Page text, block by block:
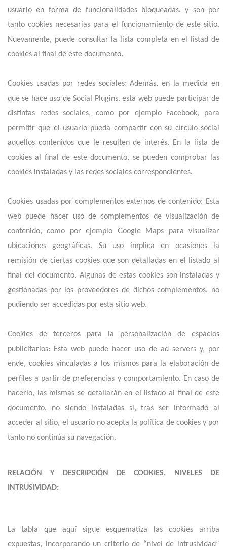
usuario en forma de funcionalidades bloqueadas, y son por
tanto cookies necesarias para el funcionamiento de este sitio.
Nuevamente, puede consultar la lista completa en el listad de
cookies al final de este documento.
Cookies usadas por redes sociales: Además, en la medida en
que se hace uso de Social Plugins, esta web puede participar de
distintas redes sociales, como por ejemplo Facebook, para
permitir que el usuario pueda compartir con su círculo social
aquellos contenidos que le resulten de interés. En la lista de
cookies al final de este documento, se pueden comprobar las
cookies instaladas y las redes sociales correspondientes.
Cookies usadas por complementos externos de contenido: Esta
web puede hacer uso de complementos de visualización de
contenido, como por ejemplo Google Maps para visualizar
ubicaciones geográficas. Su uso implica en ocasiones la
remisión de ciertas cookies que son detalladas en el listado al
final del documento. Algunas de estas cookies son instaladas y
gestionadas por los proveedores de dichos complementos, no
pudiendo ser accedidas por esta sitio web.
Cookies de terceros para la personalización de espacios
publicitarios: Esta web puede hacer uso de ad servers y, por
ende, cookies vinculadas a los mismos para la elaboración de
perfiles a partir de preferencias y comportamiento. En caso de
hacerlo, las mismas se detallarán en el listado al final de este
documento, no siendo instaladas si, tras ser informado al
acceder al sitio, el usuario no acepta la política de cookies y por
tanto no continúa su navegación.
RELACIÓN Y DESCRIPCIÓN DE COOKIES. NIVELES DE
INTRUSIVIDAD:
La tabla que aquí sigue esquematiza las cookies arriba
expuestas, incorporando un criterio de “nivel de intrusividad”